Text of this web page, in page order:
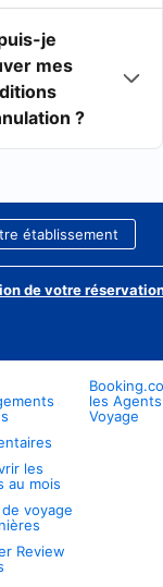
je
mes
?
établissement
de votre
les
au mois
voyage
Review
les
Voyage